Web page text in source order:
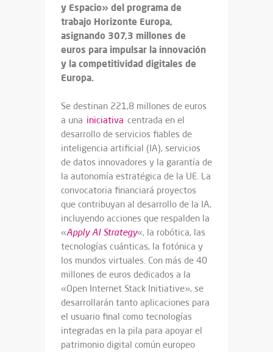
y Espacio» del programa de
trabajo Horizonte Europa,
asignando 307,3 millones de
euros para impulsar la innovación
y la competitividad digitales de
Europa.
Se destinan 221,8 millones de euros
a una iniciativa centrada en el
desarrollo de servicios fiables de
inteligencia artificial (IA), servicios
de datos innovadores y la garantía de
la autonomía estratégica de la UE. La
convocatoria financiará proyectos
que contribuyan al desarrollo de la IA,
incluyendo acciones que respalden la
«Apply AI Strategy«, la robótica, las
tecnologías cuánticas, la fotónica y
los mundos virtuales. Con más de 40
millones de euros dedicados a la
«Open Internet Stack Initiative», se
desarrollarán tanto aplicaciones para
el usuario final como tecnologías
integradas en la pila para apoyar el
patrimonio digital común europeo